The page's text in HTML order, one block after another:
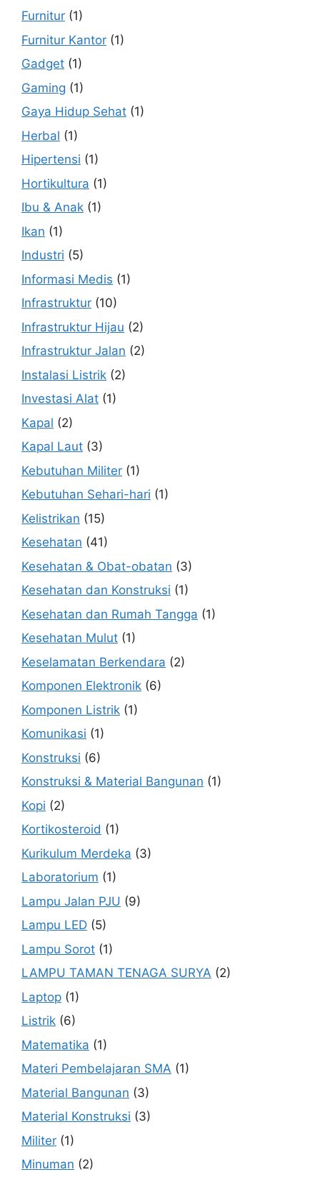
Furnitur (1)
Furnitur Kantor (1)
Gadget (1)
Gaming (1)
Gaya Hidup Sehat (1)
Herbal (1)
Hipertensi (1)
Hortikultura (1)
Ibu & Anak (1)
Ikan (1)
Industri (5)
Informasi Medis (1)
Infrastruktur (10)
Infrastruktur Hijau (2)
Infrastruktur Jalan (2)
Instalasi Listrik (2)
Investasi Alat (1)
Kapal (2)
Kapal Laut (3)
Kebutuhan Militer (1)
Kebutuhan Sehari-hari (1)
Kelistrikan (15)
Kesehatan (41)
Kesehatan & Obat-obatan (3)
Kesehatan dan Konstruksi (1)
Kesehatan dan Rumah Tangga (1)
Kesehatan Mulut (1)
Keselamatan Berkendara (2)
Komponen Elektronik (6)
Komponen Listrik (1)
Komunikasi (1)
Konstruksi (6)
Konstruksi & Material Bangunan (1)
Kopi (2)
Kortikosteroid (1)
Kurikulum Merdeka (3)
Laboratorium (1)
Lampu Jalan PJU (9)
Lampu LED (5)
Lampu Sorot (1)
LAMPU TAMAN TENAGA SURYA (2)
Laptop (1)
Listrik (6)
Matematika (1)
Materi Pembelajaran SMA (1)
Material Bangunan (3)
Material Konstruksi (3)
Militer (1)
Minuman (2)